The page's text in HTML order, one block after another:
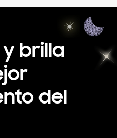
brilla
del